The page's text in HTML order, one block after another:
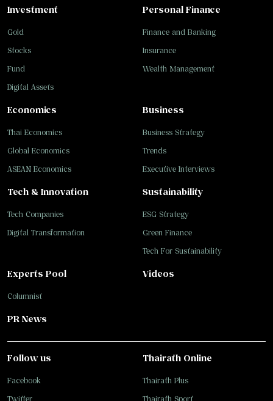
Investment
Gold
Stocks
Fund
Digital Assets
Personal Finance
Finance and Banking
Insurance
Wealth Management
Business
Business Strategy
Trends
Executive Interviews
Tech & Innovation
Tech Companies
Digital Transformation
Sustainability
ESG Strategy
Green Finance
Tech For Sustainability
Economics
Thai Economics
Global Economics
ASEAN Economics
Experts Pool
Columnist
Videos
PR News
Follow us
Facebook
Twitter
Thairath Online
Thairath Plus
Thairath Sport